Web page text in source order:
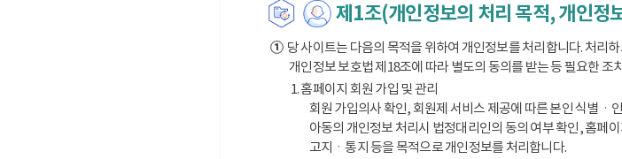
제1조(개인정보의 처리 목적, 개인정
①당 사이트는 다음의 목적을 위하여 개인정보를 처리합니다. 처리
개인정보 보호법 제18조에 따라 별도의 동의를 받는 등 필요한 조
1. 홈페이지 회원 가입 및 관리
회원 가입의사 확인, 회원제 서비스 제공에 따른 본인 식별
아동의 개인정보 처리시 법정대리인의 동의 여부 확인, 홈페
고지ㆍ통지 등을 목적으로 개인정보를 처리합니다.